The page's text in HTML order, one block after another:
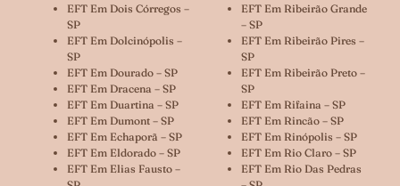
EFT Em Dois Córregos –
SP
EFT Em Dolcinópolis –
SP
EFT Em Dourado – SP
EFT Em Dracena – SP
EFT Em Duartina – SP
EFT Em Dumont – SP
EFT Em Echaporã – SP
EFT Em Eldorado – SP
EFT Em Elias Fausto –
EFT Em Ribeirão Grande
– SP
EFT Em Ribeirão Pires –
SP
EFT Em Ribeirão Preto –
SP
EFT Em Rifaina – SP
EFT Em Rincão – SP
EFT Em Rinópolis – SP
EFT Em Rio Claro – SP
EFT Em Rio Das Pedras